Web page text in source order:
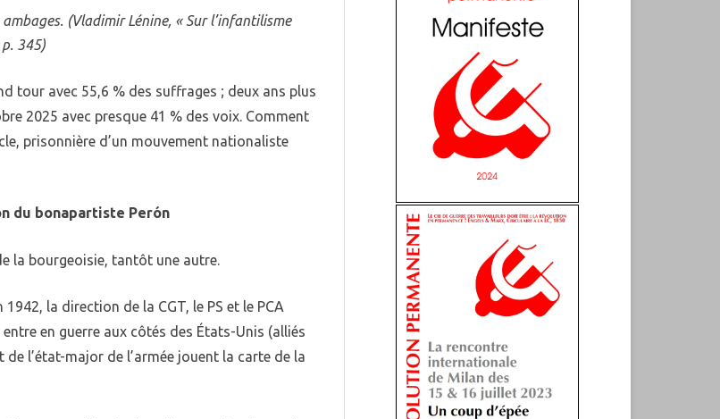
(Vladimir Lénine, «Sur l’infantilisme
345)
tour avec 55,6 % des suffrages ; deux ans plus
2025 avec presque 41 % des voix. Comment
prisonnière d’un mouvement nationaliste
du bonapartiste Perón
la bourgeoisie, tantôt une autre.
la direction de la CGT, le PS et le PCA
en guerre aux côtés des États-Unis (alliés
l’état-major de l’armée jouent la carte de la